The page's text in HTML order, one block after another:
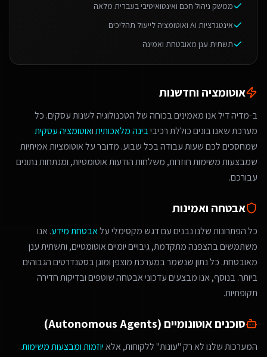
ממשק ניהול חכם ואינטואיטיבי בעברית מלאה
אינטגרציות AI ואוטומציה לייעול תהליכים
תשתית ענן מאובטחת ואמינה
אוטומציה וחדשנות
ב-מדיה דיל אנו מאמינים בכוחה של הטכנולוגיה לשנות עסקים. כל
מערכת שאנו בונים כוללת רכיביבינה מלאכותיתואוטומציה עסקית
שמחסכים לכם שעות עבודה בכל שבוע. מדובר על אוטומציות אמיתיות
שמבצעות משימות חוזרות, משלחות הודעות אוטומטיות, ומנתחות נתונים
עבורכם.
אבטחה ואמינות
כל הפתרונות שלנו נבנים עם דגש מקסימלי עלאבטחת מידע. אנו
משתמשים בהצפנה מתקדמת, גיבויים יומיים אוטומטיים, ותשתית ענן
מאובטחת. כל נתון שנשמר במערכת מוצפן ומוגן בסטנדרטים הגבוהים
ביותר. בנוסף, אנו מבצעים עדכוני אבטחה שוטפים ובדיקות חדירה
תקופתיות.
סוכנים אוטונומיים (Autonomous Agents)
המערכות שלנו לא רק "עונות" ללקוחות, אלאיוזמות ומבצעות משימות.